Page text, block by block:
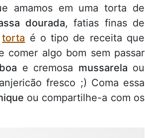
amamos em uma torta de
dourada, fatias finas de
torta é o tipo de receita que
comer algo bom sem passar
boa e cremosa mussarela ou
fresco ;) Coma essa
ou compartilhe-a com os